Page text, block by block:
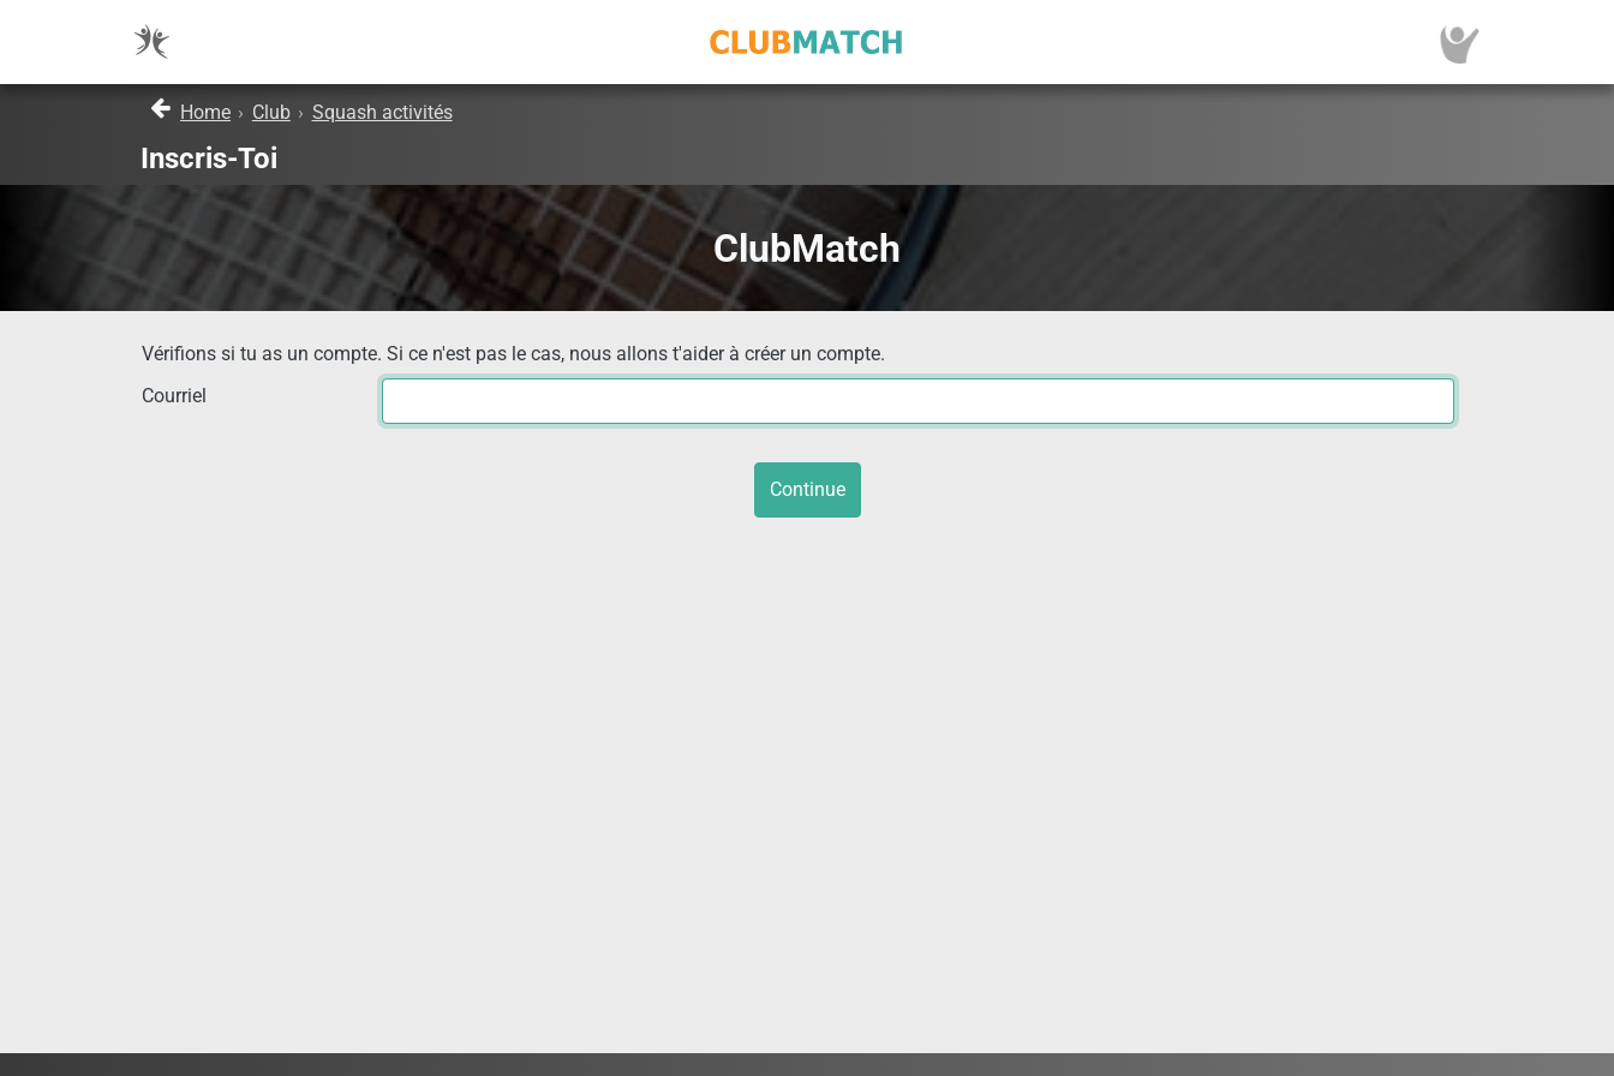
Home › Club › Squash activités
Inscris-Toi
ClubMatch
Vérifions si tu as un compte. Si ce n'est pas le cas, nous allons t'aider à créer un compte.
Courriel
Continue